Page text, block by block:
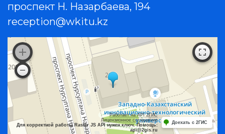
проспект Н. Назарбаева, 194
reception@wkitu.kz
Работает на API 2ГИС
Лицензионное соглашение
Для корректной работы Raster JS API нужен ключ. Помощь:
api@2gis.ru
Доехать с 2ГИС